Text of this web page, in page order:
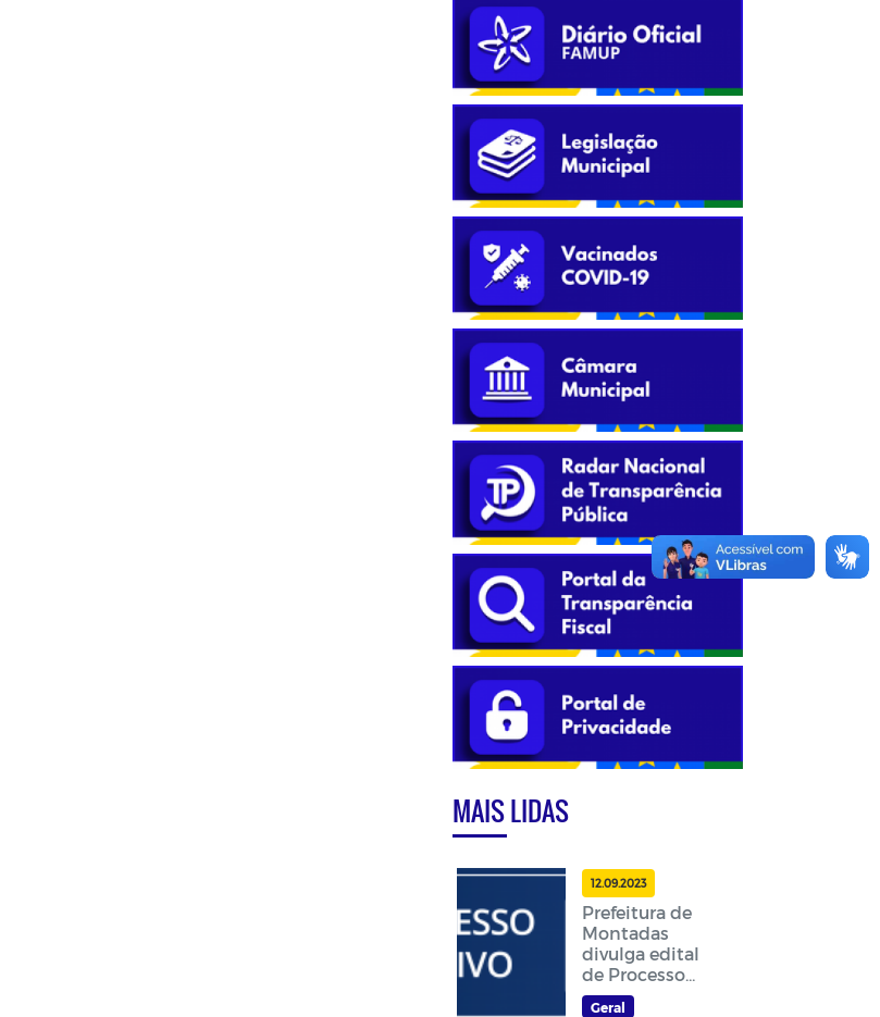
MAIS LIDAS
12.09.2023
Prefeitura de
Montadas
divulga edital
de Processo
Seletivo
Geral